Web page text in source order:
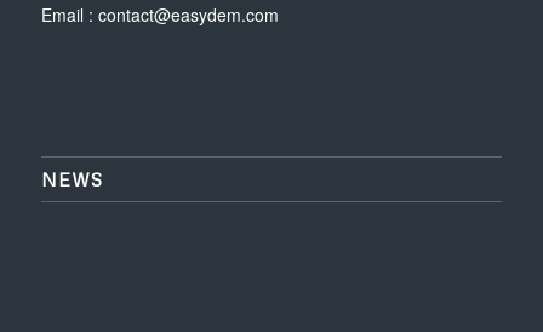
Email : contact@easydem.com
NEWS